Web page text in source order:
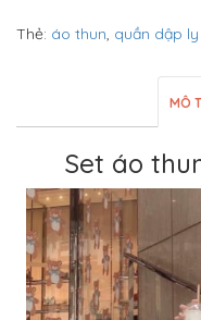
Thẻ: áo thun, quần dập ly
MÔ
Set áo